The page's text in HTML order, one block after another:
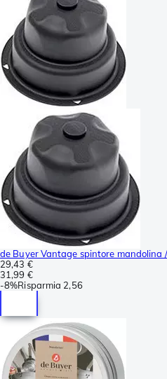
de Buyer Vantage spintore mandolina
29,43 €
31,99 €
-8%Risparmia 2,56